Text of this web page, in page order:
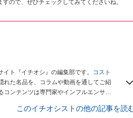
ので、ぜひチェックしてみてくださいね。
ト『イチオシ』の編集部です。
コスト
れた名品を、コラムや動画を通してご紹
コンテンツは専門家やインフルエンサー
このイチオシストの他の記事を読